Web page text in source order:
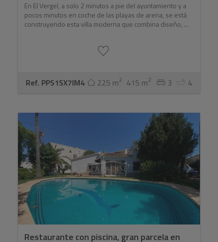
En El Vergel, a solo 2 minutos a pie del ayuntamiento y a
pocos minutos en coche de las playas de arena, se está
construyendo esta villa moderna que combina diseño, ...
Ref. PPS1SX7IM4 225 m2 415 m2 3 4
Restaurante con piscina, gran parcela en